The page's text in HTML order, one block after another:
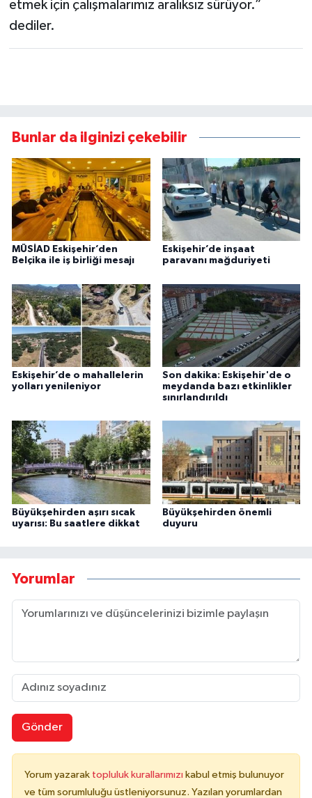
etmek için çalışmalarımız aralıksız sürüyor.”
dediler.
Bunlar da ilginizi çekebilir
MÜSİAD Eskişehir’den
Belçika ile iş birliği mesajı
Eskişehir’de inşaat
paravanı mağduriyeti
Eskişehir’de o mahallelerin
yolları yenileniyor
Son dakika: Eskişehir'de o
meydanda bazı etkinlikler
sınırlandırıldı
Büyükşehirden aşırı sıcak
uyarısı: Bu saatlere dikkat
Büyükşehirden önemli
duyuru
Yorumlar
Gönder
Yorum yazarak topluluk kurallarımızı kabul etmiş bulunuyor
ve tüm sorumluluğu üstleniyorsunuz. Yazılan yorumlardan